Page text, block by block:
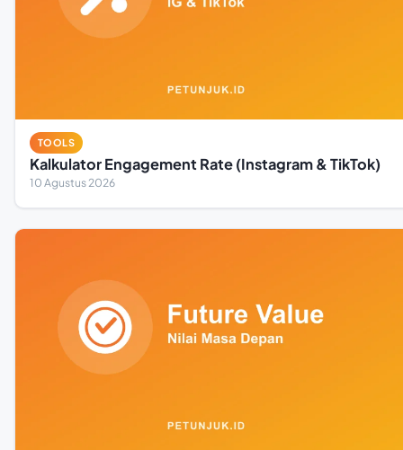
TOOLS
Kalkulator Engagement Rate (Instagram & TikTok)
10 Agustus 2026